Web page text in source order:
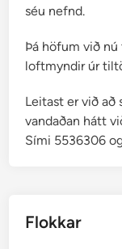
séu nefnd.
Þá höfum við
loftmyndir úr
Leitast er við að
vandaðan hátt
Sími 5536306
Flokkar